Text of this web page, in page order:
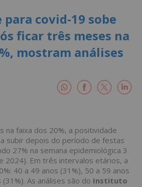
covid-19 sobe
ficar três meses na
mostram análises
na faixa dos 20%, a positividade
subir depois do período de festas
27% na semana epidemiológica 3
2024). Em três intervalos etários, a
40 a 49 anos (31%), 50 a 59 anos
As análises são do Instituto